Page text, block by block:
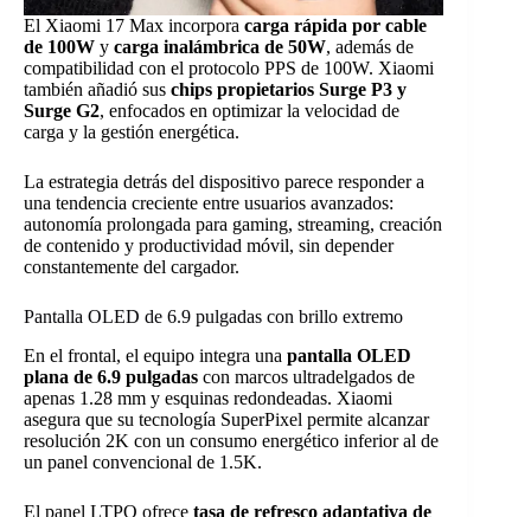
El Xiaomi 17 Max incorpora carga rápida por cable
de 100W y carga inalámbrica de 50W, además de
compatibilidad con el protocolo PPS de 100W. Xiaomi
también añadió sus chips propietarios Surge P3 y
Surge G2, enfocados en optimizar la velocidad de
carga y la gestión energética.
La estrategia detrás del dispositivo parece responder a
una tendencia creciente entre usuarios avanzados:
autonomía prolongada para gaming, streaming, creación
de contenido y productividad móvil, sin depender
constantemente del cargador.
Pantalla OLED de 6.9 pulgadas con brillo extremo
En el frontal, el equipo integra una pantalla OLED
plana de 6.9 pulgadas con marcos ultradelgados de
apenas 1.28 mm y esquinas redondeadas. Xiaomi
asegura que su tecnología SuperPixel permite alcanzar
resolución 2K con un consumo energético inferior al de
un panel convencional de 1.5K.
El panel LTPO ofrece tasa de refresco adaptativa de